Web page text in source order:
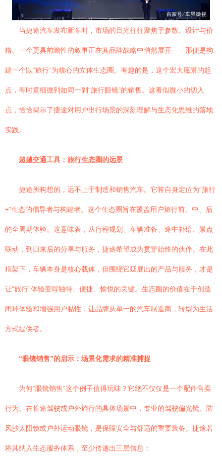
当捷途汽车发布新车时，市场的目光往往聚焦于参数、设计与价
格。一个更具前瞻性的叙事正在其品牌战略中悄然展开——那便是构
建一个以“旅行”为核心的立体生态圈。有趣的是，这个宏大愿景的起
点，有时竟细微到如同一副“旅行眼镜”的销售。这看似微小的切入
点，恰恰揭示了捷途对用户出行场景的深刻理解与生态化思维的落地
实践。
超越交通工具：旅行生态圈的远景
捷途所构想的，远不止于制造和销售汽车。它将自身定位为“旅行
+”生态的倡导者与构建者。这个生态圈旨在覆盖用户旅行前、中、后
的全周期体验。这意味着，从行程规划、车辆准备、途中补给、景点
联动，到归来后的分享与服务，捷途希望成为贯穿始终的伙伴。在此
框架下，车辆本身是核心载体，但围绕它延展出的产品与服务，才是
让“旅行”体验变得独特、便捷、愉悦的关键。生态圈的价值在于创造
闭环体验和增强用户黏性，让品牌从单一的汽车制造商，转型为生活
方式提供者。
“眼镜销售”的启示：场景化需求的精准捕捉
为何“眼镜销售”这个例子值得玩味？它绝不仅仅是一个配件售卖
行为。在长途驾驶或户外旅行的具体场景中，专业的驾驶偏光镜、防
风沙太阳镜或户外运动眼镜，是保障安全与舒适的重要装备。捷途若
将其纳入生态服务体系，至少传递出三层信息：